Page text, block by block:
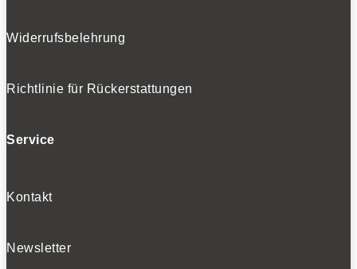
Widerrufsbelehrung
Richtlinie für Rückerstattungen
Service
Kontakt
Newsletter